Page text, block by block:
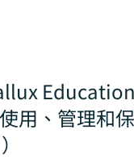
用、管理和